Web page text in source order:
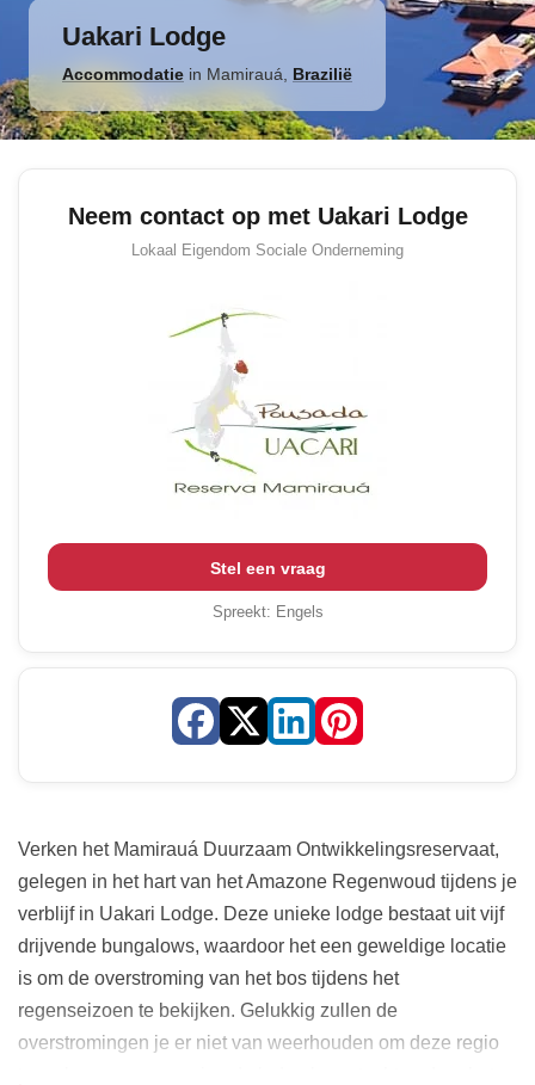
Uakari Lodge
Accommodatie in Mamirauá Brazilië
Verken het Mamirauá Duurzaam Ontwikkelingsreservaat,
gelegen in het hart van het Amazone Regenwoud tijdens je
verblijf in Uakari Lodge. Deze unieke lodge bestaat uit vijf
drijvende bungalows, waardoor het een geweldige locatie
is om de overstroming van het bos tijdens het
regenseizoen te bekijken. Gelukkig zullen de
overstromingen je er niet van weerhouden om deze regio
Neem contact op met Uakari Lodge
Lokaal Eigendom Sociale Onderneming
Stel een vraag
Spreekt: Engels